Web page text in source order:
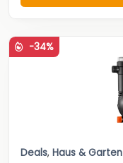
-34%
Deals, Haus & Garten